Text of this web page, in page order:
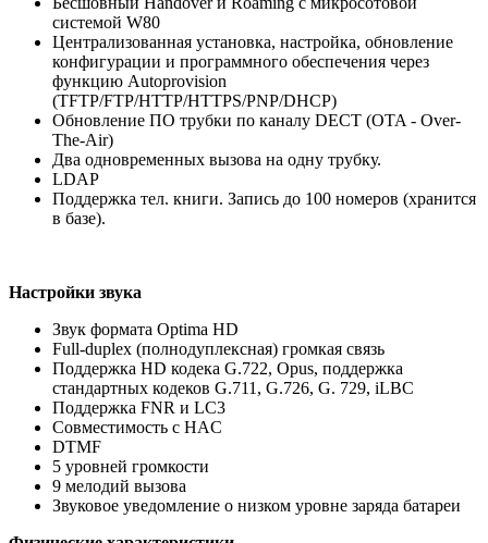
системой W80
Централизованная установка, настройка, обновление
конфигурации и программного обеспечения через
функцию Autoprovision
(TFTP/FTP/HTTP/HTTPS/PNP/DHCP)
Обновление ПО трубки по каналу DECT (OTA - Over-
The-Air)
Два одновременных вызова на одну трубку.
LDAP
Поддержка тел. книги. Запись до 100 номеров (хранится
в базе).
Настройки звука
Звук формата Optima HD
Full-duplex (полнодуплексная) громкая связь
Поддержка HD кодека G.722, Opus, поддержка
стандартных кодеков G.711, G.726, G. 729, iLBC
Поддержка FNR и LC3
Совместимость с HAC
DTMF
5 уровней громкости
9 мелодий вызова
Звуковое уведомление о низком уровне заряда батареи